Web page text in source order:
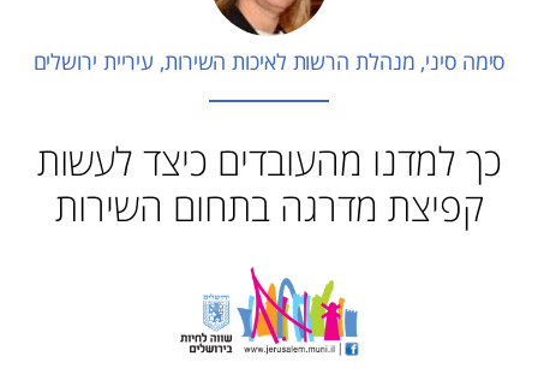
סימה סיני, מנהלת הרשות לאיכות השירות, עיריית ירושלים
כך למדנו מהעובדים כיצד לעשות
קפיצת מדרגה בתחום השירות